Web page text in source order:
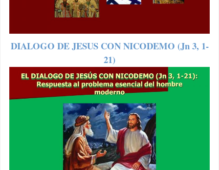
DIALOGO DE JESUS CON NICODEMO (Jn 3, 1-
21)